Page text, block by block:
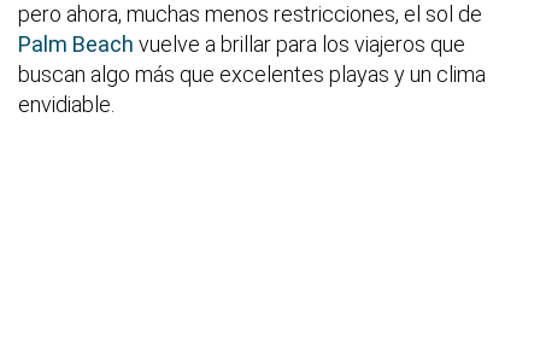
pero ahora, muchas menos restricciones, el sol de
Palm Beach vuelve a brillar para los viajeros que
buscan algo más que excelentes playas y un clima
envidiable.